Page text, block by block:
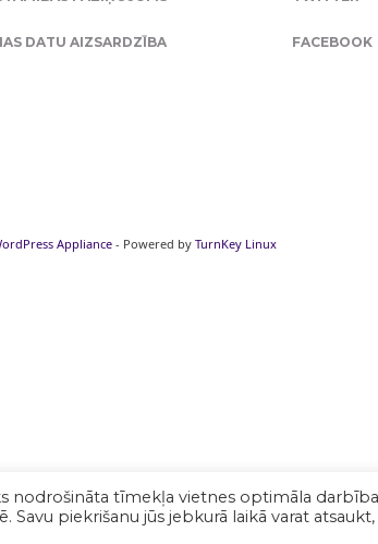
DATU AIZSARDZĪBA FACEBOOK
nodrošināta tīmekļa vietnes optimāla
piekrišanu jūs jebkurā laikā varat atsaukt,
Appliance - Powered by TurnKey Linux